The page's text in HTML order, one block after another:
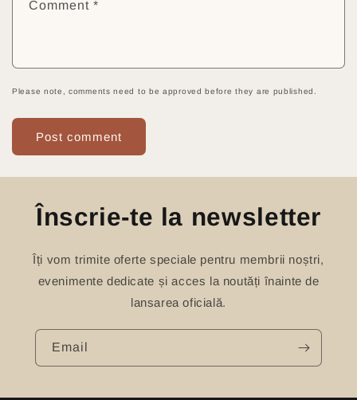
Comment *
Please note, comments need to be approved before they are published.
Înscrie-te la newsletter
Îți vom trimite oferte speciale pentru membrii noștri,
evenimente dedicate și acces la noutăți înainte de
lansarea oficială.
Email